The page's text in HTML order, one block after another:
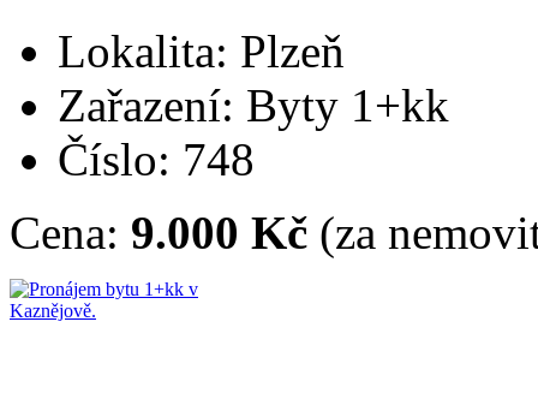
Lokalita: Plzeň
Zařazení: Byty 1+kk
Číslo: 748
Cena: 9.000 Kč (za